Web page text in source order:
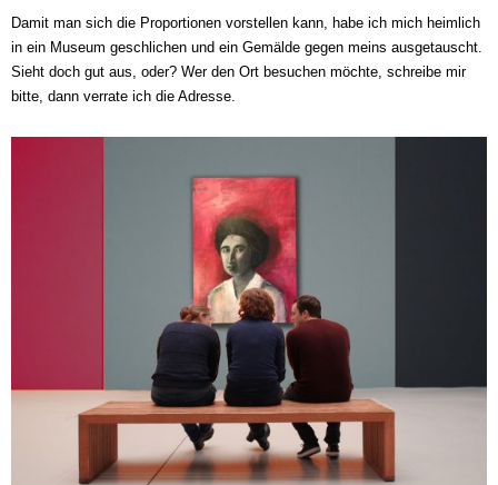
Damit man sich die Proportionen vorstellen kann, habe ich mich heimlich
in ein Museum geschlichen und ein Gemälde gegen meins ausgetauscht.
Sieht doch gut aus, oder? Wer den Ort besuchen möchte, schreibe mir
bitte, dann verrate ich die Adresse.